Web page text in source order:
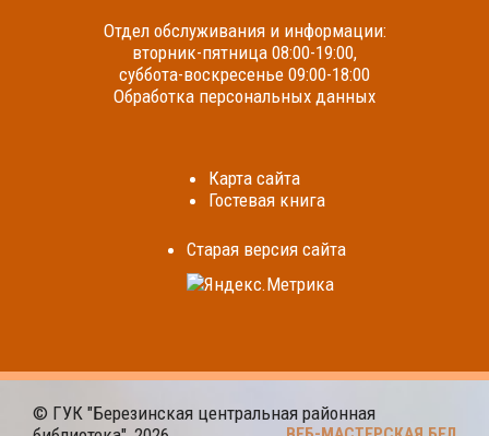
Отдел обслуживания и информации:
вторник-пятница 08:00-19:00,
суббота-воскресенье 09:00-18:00
Обработка персональных данных
Карта сайта
Гостевая книга
Cтарая версия сайта
© ГУК "Березинская центральная районная